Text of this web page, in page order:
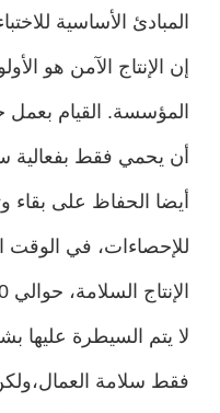
المبادئ الأساسية
إن الإنتاج الآمن هو
المؤسسة. القيام بعمل
أن يحمي فقط بفعالية
أيضا الحفاظ على بقاء
للإحصاءات، في الوقت
لا يتم السيطرة عليها
فقط سلامة